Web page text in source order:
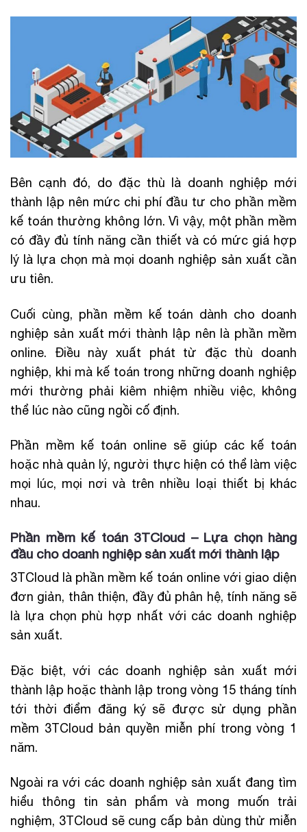
Bên cạnh đó, do đặc thù là doanh nghiệp mới
thành lập nên mức chi phí đầu tư cho phần mềm
kế toán thường không lớn. Vì vậy, một phần mềm
có đầy đủ tính năng cần thiết và có mức giá hợp
lý là lựa chọn mà mọi doanh nghiệp sản xuất cần
ưu tiên.
Cuối cùng, phần mềm kế toán dành cho doanh
nghiệp sản xuất mới thành lập nên là phần mềm
online. Điều này xuất phát từ đặc thù doanh
nghiệp, khi mà kế toán trong những doanh nghiệp
mới thường phải kiêm nhiệm nhiều việc, không
thể lúc nào cũng ngồi cố định.
Phần mềm kế toán online sẽ giúp các kế toán
hoặc nhà quản lý, người thực hiện có thể làm việc
mọi lúc, mọi nơi và trên nhiều loại thiết bị khác
nhau.
Phần mềm kế toán 3TCloud – Lựa chọn hàng
đầu cho doanh nghiệp sản xuất mới thành lập
3TCloud là phần mềm kế toán online với giao diện
đơn giản, thân thiện, đầy đủ phân hệ, tính năng sẽ
là lựa chọn phù hợp nhất với các doanh nghiệp
sản xuất.
Đặc biệt, với các doanh nghiệp sản xuất mới
thành lập hoặc thành lập trong vòng 15 tháng tính
tới thời điểm đăng ký sẽ được sử dụng phần
mềm 3TCloud bản quyền miễn phí trong vòng 1
năm.
Ngoài ra với các doanh nghiệp sản xuất đang tìm
hiểu thông tin sản phẩm và mong muốn trải
nghiệm, 3TCloud sẽ cung cấp bản dùng thử miễn